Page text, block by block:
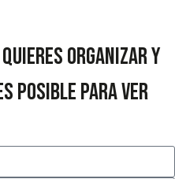
organizar y
posible para ver